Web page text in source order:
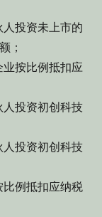
投资未上市的
；
按比例抵扣应
投资初创科技
投资初创科技
例抵扣应纳税